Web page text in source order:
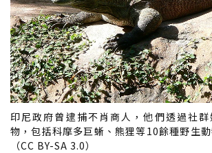
印尼政府曾逮捕不肖商人，他們透過社
物，包括科摩多巨蜥、熊狸等10餘種野生
（CC BY-SA 3.0）